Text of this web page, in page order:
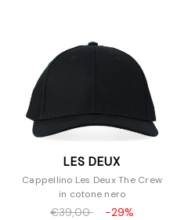
LES DEUX
Cappellino Les Deux The Crew
in cotone nero
€39,00
-29%